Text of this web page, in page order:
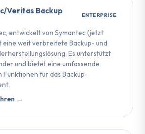
Veritas Backup
ENTERPRISE
entwickelt von Symantec (jetzt
eine weit verbreitete Backup- und
Es unterstützt
und bietet eine umfassende
Funktionen für das Backup-
→